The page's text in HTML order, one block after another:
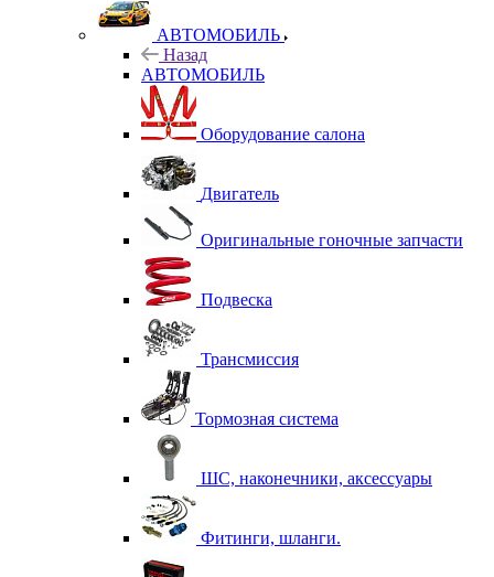
АВТОМОБИЛЬ
Назад
АВТОМОБИЛЬ
Оборудование салона
Двигатель
Оригинальные гоночные запчасти
Подвеска
Трансмиссия
Тормозная система
ШС, наконечники, аксессуары
Фитинги, шланги.